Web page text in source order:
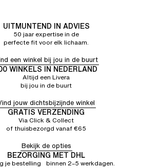
UITMUNTEND IN ADVIES
50 jaar expertise in de
perfecte fit voor elk lichaam.
een winkel bij jou in de buurt
WINKELS IN NEDERLAND
Altijd een Livera
bij jou in de buurt
jouw dichtsbijzijnde winkel
GRATIS VERZENDING
Via Click & Collect
of thuisbezorgd vanaf €65
Bekijk de opties
BEZORGING MET DHL
je bestelling binnen 2–5 werkdagen.